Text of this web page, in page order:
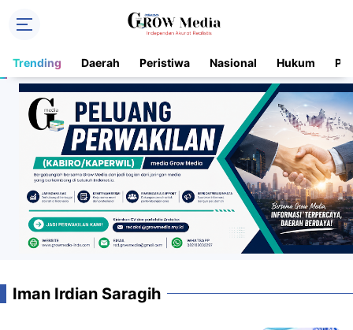
Trending Daerah Peristiwa Nasional Hukum
Iman Irdian Saragih